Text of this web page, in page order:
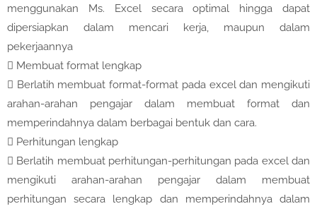
menggunakan Ms. Excel secara optimal hingga dapat
dipersiapkan dalam mencari kerja, maupun dalam
pekerjaannya
 Membuat format lengkap
 Berlatih membuat format-format pada excel dan mengikuti
arahan-arahan pengajar dalam membuat format dan
memperindahnya dalam berbagai bentuk dan cara.
 Perhitungan lengkap
 Berlatih membuat perhitungan-perhitungan pada excel dan
mengikuti arahan-arahan pengajar dalam membuat
perhitungan secara lengkap dan memperindahnya dalam